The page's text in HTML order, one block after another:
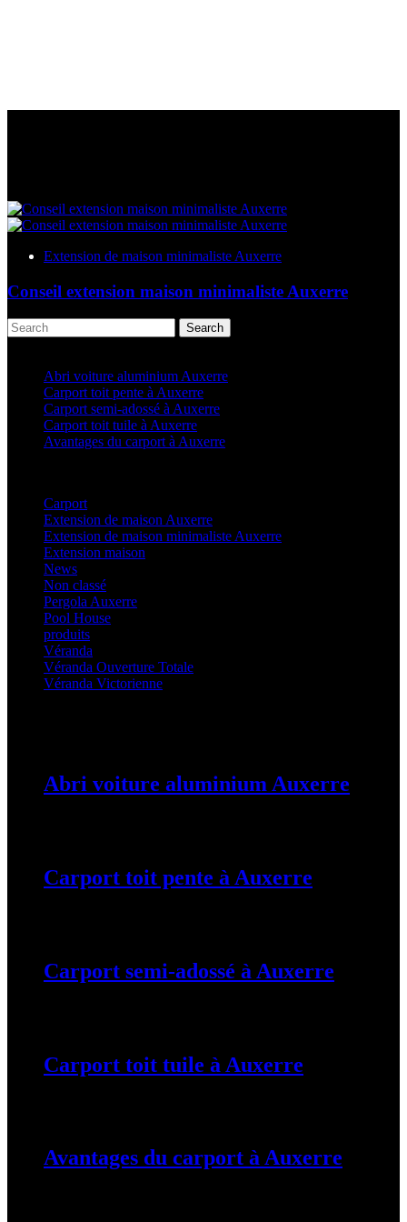
Extension de maison minimaliste Auxerre
Conseil extension maison minimaliste Auxerre
Search
Abri voiture aluminium Auxerre
Carport toit pente à Auxerre
Carport semi-adossé à Auxerre
Carport toit tuile à Auxerre
Avantages du carport à Auxerre
Carport
Extension de maison Auxerre
Extension de maison minimaliste Auxerre
Extension maison
News
Non classé
Pergola Auxerre
Pool House
produits
Véranda
Véranda Ouverture Totale
Véranda Victorienne
Abri voiture aluminium Auxerre
Carport toit pente à Auxerre
Carport semi-adossé à Auxerre
Carport toit tuile à Auxerre
Avantages du carport à Auxerre